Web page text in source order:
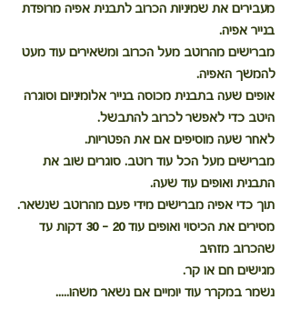
מעבירים את שמיניות הכרוב לתבנית אפיה מרופדת
בנייר אפיה.
מברישים מהרוטב מעל הכרוב ומשאירים עוד מעט
להמשך האפיה.
אופים שעה בתבנית מכוסה בנייר אלומיניום וסוגרה
היטב כדי לאפשר לכרוב להתבשל.
לאחר שעה מוסיפים אם את הפטריות.
מברישים מעל הכל עוד רוטב. סוגרים שוב את
התבנית ואופים עוד שעה.
תוך כדי אפיה מברישים מידי פעם מהרוטב שנשאר.
מסירים את הכיסוי ואופים עוד 20 - 30 דקות עד
שהכרוב מזהיב
מגישים חם או קר.
נשמר במקרר עוד יומיים אם נשאר משהו.....